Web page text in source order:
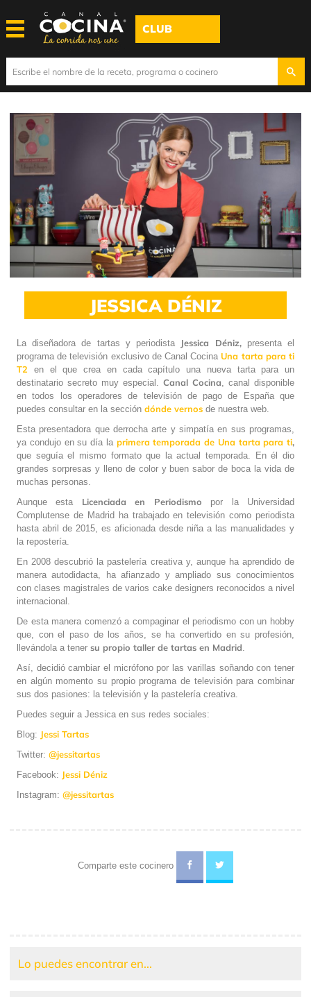
CLUB
JESSICA DÉNIZ
La diseñadora de tartas y periodista Jessica Déniz, presenta el
programa de televisión exclusivo de Canal Cocina Una tarta para ti
T2 en el que crea en cada capítulo una nueva tarta para un
destinatario secreto muy especial. Canal Cocina, canal disponible
en todos los operadores de televisión de pago de España que
puedes consultar en la sección dónde vernos de nuestra web.
Esta presentadora que derrocha arte y simpatía en sus programas,
ya condujo en su día la primera temporada de Una tarta para ti,
que seguía el mismo formato que la actual temporada. En él dio
grandes sorpresas y lleno de color y buen sabor de boca la vida de
muchas personas.
Aunque esta Licenciada en Periodismo por la Universidad
Complutense de Madrid ha trabajado en televisión como periodista
hasta abril de 2015, es aficionada desde niña a las manualidades y
la repostería.
En 2008 descubrió la pastelería creativa y, aunque ha aprendido de
manera autodidacta, ha afianzado y ampliado sus conocimientos
con clases magistrales de varios cake designers reconocidos a nivel
internacional.
De esta manera comenzó a compaginar el periodismo con un hobby
que, con el paso de los años, se ha convertido en su profesión,
llevándola a tener su propio taller de tartas en Madrid.
Así, decidió cambiar el micrófono por las varillas soñando con tener
en algún momento su propio programa de televisión para combinar
sus dos pasiones: la televisión y la pastelería creativa.
Puedes seguir a Jessica en sus redes sociales:
Blog: Jessi Tartas
Twitter: @jessitartas
Facebook: Jessi Déniz
Instagram: @jessitartas
Comparte este cocinero
Lo puedes encontrar en...